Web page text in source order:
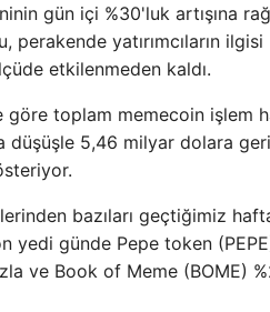
gün içi %30'luk artışına
yatırımcıların ilgisi
etkilenmeden kaldı.
göre toplam memecoin işlem
düşüşle 5,46 milyar dolara
bazıları geçtiğimiz
yedi günde Pepe token
ve Book of Meme (BOME)